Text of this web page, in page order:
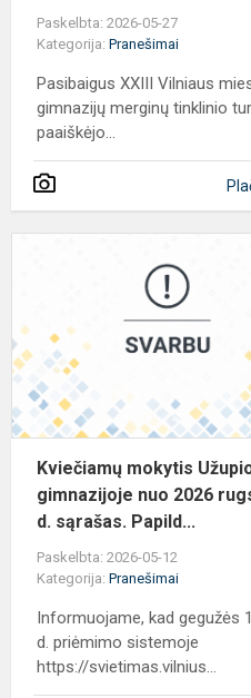
Paskelbta: 2026-05-27
Kategorija:Pranešimai
Pasibaigus XXIII Vilniaus
gimnazijų merginų tinklinio
paaiškėjo...
diplomais!
Kviečiamų mokytis
gimnazijoje nuo 2026
d. sąrašas. Papild...
Paskelbta: 2026-05-12
Kategorija:Pranešimai
Informuojame, kad gegužės
d. priėmimo sistemoje
https://svietimas.vilnius...